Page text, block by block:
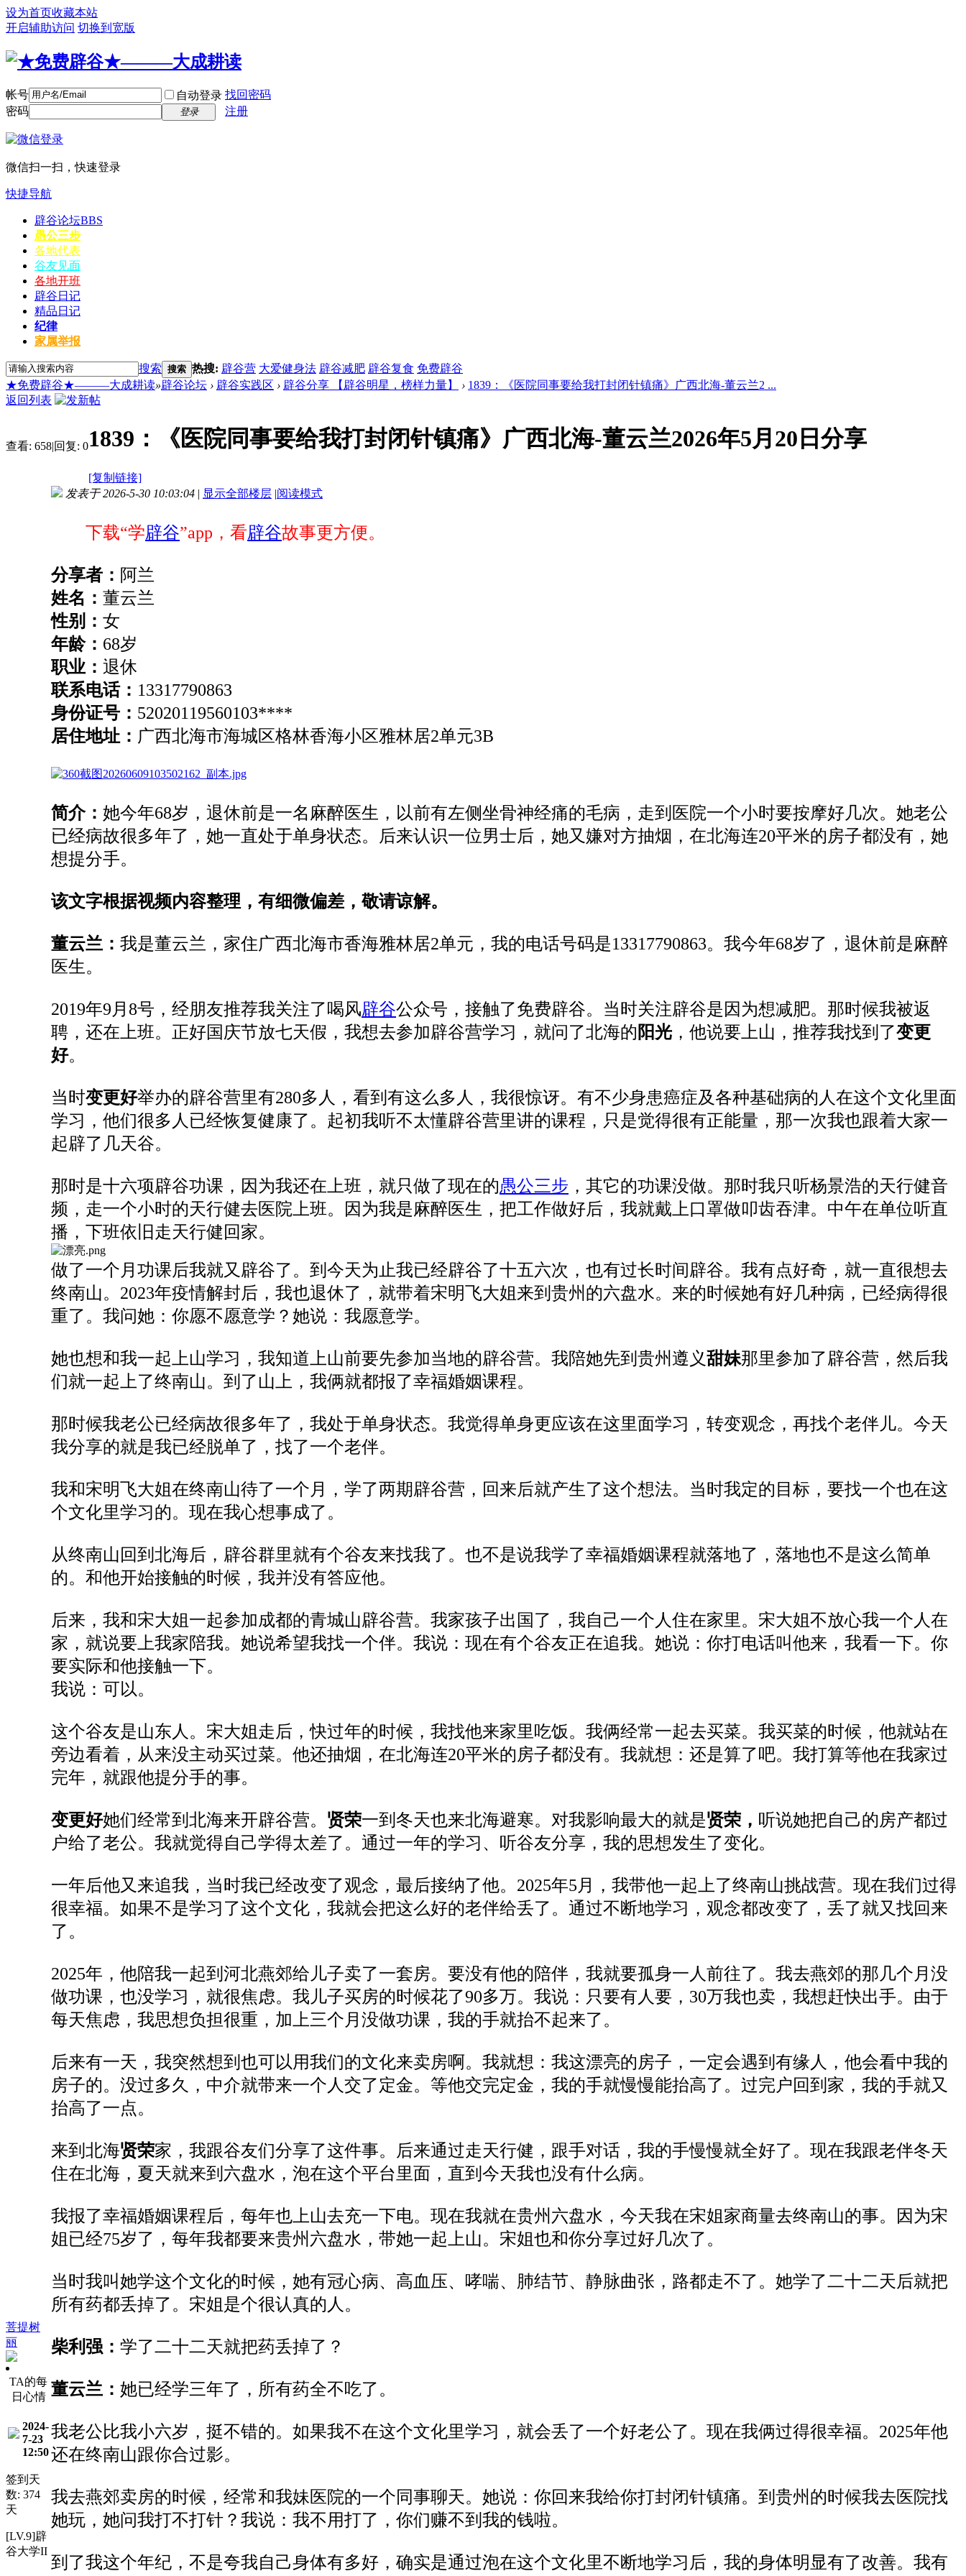
设为首页收藏本站
开启辅助访问 切换到宽版
帐号 自动登录 找回密码
密码
登录 注册
微信扫一扫，快速登录
快捷导航
辟谷论坛BBS
愚公三步
各地代表
谷友见面
各地开班
辟谷日记
精品日记
纪律
家属举报
搜索 搜索 热搜: 辟谷营 大爱健身法 辟谷减肥 辟谷复食 免费辟谷
★免费辟谷★———大成耕读»辟谷论坛 › 辟谷实践区 › 辟谷分享 【辟谷明星，榜样力量】 › 1839：《医院同事要给我打封闭针镇痛》广西北海-董云兰2 ...
返回列表
查看: 658|回复: 01839：《医院同事要给我打封闭针镇痛》广西北海-董云兰2026年5月20日分享
[复制链接]
菩提树
丽
TA的每
日心情
2024-
7-23
12:50
签到天
数: 374
天
[LV.9]辟
谷大学II
发表于 2026-5-30 10:03:04 | 显示全部楼层 |阅读模式
下载“学辟谷”app，看辟谷故事更方便。
分享者： 阿兰
姓名： 董云兰
性别： 女
年龄： 68岁
职业： 退休
联系电话： 13317790863
身份证号： 52020119560103****
居住地址： 广西北海市海城区格林香海小区雅林居2单元3B
简介： 她今年68岁，退休前是一名麻醉医生，以前有左侧坐骨神经痛的毛病， 走到医院一个小时要按摩好几次。 她老公
已经病故很多年了 ， 她一直处于单身状态。 后来认识一位男士后，她又嫌对方抽烟，在北海连20平米的房子都没有，她
想提分手。
该文字根据视频内容整理，有细微偏差，敬请谅解。
董云兰： 我是董云兰 ， 家住广西北海市香海雅林居2单元 ， 我的电话号码是13317790863。 我今年68岁了，退休前是麻醉
医生。
2019年9月8号，经朋友推荐我关注了喝风辟谷公众号，接触了免费辟谷。当时关注辟谷是因为想减肥。 那时候我被返
聘 ， 还在上班。正好国庆节放七天假， 我想去参加辟谷营学习， 就问了北海的 阳光 ， 他说要上山，推荐我找到了变更
好。
当时变更好举办的辟谷营里有280多人， 看到有这么多人， 我很惊讶。有不少身患癌症及各种基础病的人在这个文化里面
学习， 他们很多人已经恢复健康了。 起初我听不太懂辟谷营里讲的课程 ， 只是觉得很有正能量 ， 那一次我也跟着大家一
起辟了几天谷。
那时是十六项辟谷功课，因为我还在上班， 就只做了现在的愚公三步 ，其它的功课没做。 那时我只听杨景浩的天行健音
频 ， 走一个小时的天行健去医院上班。 因为我是麻醉医生，把工作做好后 ， 我就戴 上口罩做叩齿吞津。中午在单位听直
播， 下班依旧走天行健回家。
做了一个月 功课后我就又 辟谷了。 到今天为止我已经辟谷了十五六次， 也有过长时间辟谷。 我有点好奇， 就一直很想去
终南山。 2023年疫情解封后 ，我也退休了， 就带着宋明飞大姐来到贵州 的六盘水。 来的时候她有好几种病，已经病得很
重了。我问她：你愿不愿意学 ？ 她说 ：我愿意学。
她也想和我一起上山学习 ，我知道上山前要先参加当地的辟谷营。 我陪她先到贵州遵义甜妹那里参加了辟谷营，然后我
们就一起上了终南山。 到了山上， 我俩就都报了幸福婚姻课程。
那时候我老公已经病故很多年了 ，我处于单身状态。我觉得单身更应该在这里面学习 ，转变观念，再找个老伴儿。 今天
我分享的就是我已经脱单了 ， 找了一个老伴。
我和宋明飞大姐在终南山待了一个月，学了两期辟谷营， 回来后就产生了这个想法。当时我定的目标 ， 要找一个也在这
个文化里学习的。现在我心想事成了。
从终南山 回到北海后 ， 辟谷群里就有个谷友来找我了。 也不是说我学了幸福婚姻课程就落地了， 落地也不是这么简单
的。 和他开始接触的时候 ， 我并没有答应他。
后来 ， 我和宋大姐一起参加成都的青城山辟谷营。我家孩子出国了，我自己一个人住在家里。宋大姐不放心我一个人在
家，就说要上我家陪我。她说希望我找一个伴。 我说 ： 现在有个谷友正在追我。 她说 ： 你打电话叫他来，我看一下。 你
要实际和他接触一下。
我说 ： 可以。
这个谷友是山东人。宋大姐走后，快过年的时候，我找他来家里吃饭。我俩经常一起去买菜。我买菜的时候，他就站在
旁边看着，从来没主动买过菜。他还抽烟，在北海连20平米的房子都没有。 我就想 ：还是算了吧。我打算等他在我家过
完年 ， 就跟他提分手的事。
变更好她们经常到北海来开辟谷营。 贤荣一到冬天也来北海避寒。对我影响最大的就是贤荣， 听说她把自己的房产都过
户给了老公。我就觉得自己学得太差了。通过一年的学习、听谷友分享，我的思想发生了变化。
一年后他又来追我， 当时我已经改变了观念 ， 最后接纳了他。 2025年5 月 ， 我带他一起 上了终南山挑战营。 现在我们过得
很幸福。如果不是学习了这个文化， 我就会把这么好的老伴给丢了。 通过不断地学习 ， 观念都改变了 ， 丢了就又找回来
了。
2025年，他陪我一起到河北燕郊给儿子卖了一套房。 要没有他的陪伴，我就要孤身一人前往了。 我去燕郊的那几个月没
做功课，也没学习，就很焦虑。我儿子买房的时候花了90多万。我说：只要有人要，30万我也卖，我想赶快出手。 由于
每天焦虑，我思想负担很重 ， 加上三个月没做功课， 我的手就抬不起来了。
后来有一天 ， 我突然想到 也可以用我们的文化来卖房啊。我就想 ： 我这漂亮的房子 ， 一定会遇到 有缘人 ， 他会看中我的
房子的。 没过多久， 中介就带来一个人交了定金。等他交完定金，我的手就慢慢能抬高了。过完户回到家 ，我的手就又
抬高了一点。
来到北海贤荣家 ，我跟谷友们分享了这件事。 后来通过走天行健 ，跟手对话 ， 我的手慢慢就全好了。 现在我跟老伴冬天
住在北海，夏天就来到 六盘水 ， 泡在这个平台里面 ， 直到 今天我也没有什么病。
我报了幸福婚姻课程后 ，每年也 上山去充一下电。现在我就在贵州 六盘水， 今天我在宋姐家商量去终南山的事。
因为宋
姐已经75岁了 ， 每年我都要来贵州六盘水，带她一起上山。宋姐也和你分享过好几次了。
当时我叫她学这个文化的时候， 她有冠心病、高血压、 哮喘、 肺结节、静脉曲张， 路都走不了。 她学了二十二天后就把
所有药都丢掉了。宋姐是个很认真的人 。
柴利强： 学了二十二天就把药丢掉了？
董云兰： 她已经学三年了 ，所有药全不吃了。
我老公比我小六岁，挺不错的。如果我不在这个文化里学习，就会丢了一个好老公了。现在我俩过得很幸福。 2025年他
还在终南山跟你合过影。
我去燕郊卖房的时候， 经常和我妹医院的一个同事聊天。 她说 ： 你回来我给你打封闭针镇痛。到贵州的时候我去医院找
她玩 ， 她问我打不打针 ？ 我说 ：我不用打了，你们赚不到 我的钱啦。
到 了我这个年纪，不是夸我自己身体有多好，确实是通过泡在这个文化里不断地学习 后，我的身体明显有了改善。 我有